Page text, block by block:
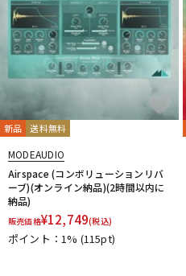
新品 送料無料
MODEAUDIO
Airspace (コンボリューションリバ
ーブ)(オンライン納品)(2時間以内に
納品)
販売価格¥12,749(税込)
ポイント：1% (115pt)